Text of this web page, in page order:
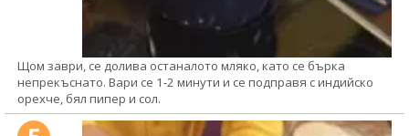
Щом заври, се долива останалото мляко, като се бърка
непрекъснато. Вари се 1-2 минути и се подправя с индийско
орехче, бял пипер и сол.